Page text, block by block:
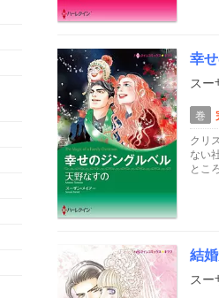
幸
スー
巻
クリ
ない
とこ
結
スー